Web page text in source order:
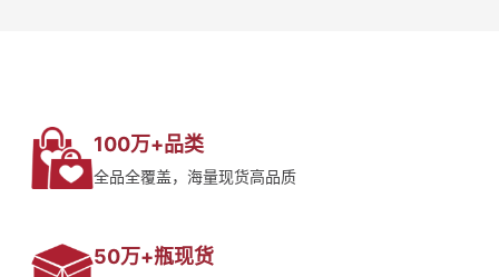
100万+品类
全品全覆盖，海量现货高品质
50万+瓶现货